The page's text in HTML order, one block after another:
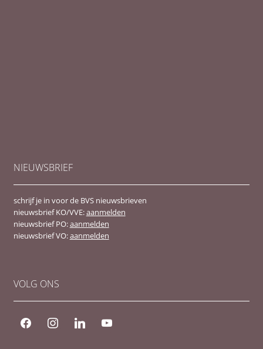
NIEUWSBRIEF
schrijf je in voor de BVS nieuwsbrieven
nieuwsbrief KO/VVE:aanmelden
nieuwsbrief PO:aanmelden
nieuwsbrief VO:aanmelden
VOLG ONS
facebook instagramlinkedin youtube